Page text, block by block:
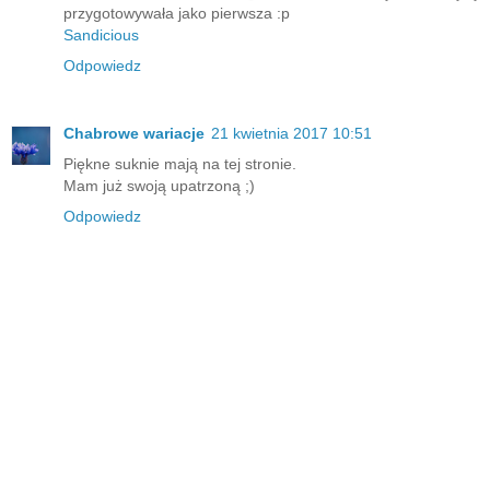
przygotowywała jako pierwsza :p
Sandicious
Odpowiedz
Chabrowe wariacje 21 kwietnia 2017 10:51
Piękne suknie mają na tej stronie.
Mam już swoją upatrzoną ;)
Odpowiedz